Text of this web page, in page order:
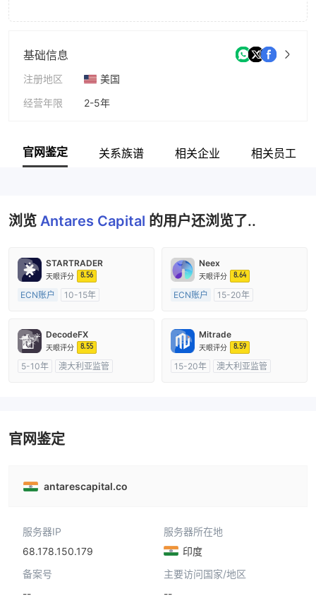
基础信息
注册地区
美国
经营年限
2-5年
官网鉴定 关系族谱 相关企业 相关员工
浏览 Antares Capital 的用户还浏览了..
STARTRADER
天眼评分 8.56
ECN账户
10-15年
主标MT4
Neex
天眼评分 8.64
ECN账户
15-20年
主标MT4
DecodeFX
天眼评分 8.55
5-10年
澳大利亚监管
Mitrade
天眼评分 8.59
15-20年
澳大利亚监管
官网鉴定
antarescapital.co
服务器IP
68.178.150.179
服务器所在地
印度
备案号
--
主要访问国家/地区
--